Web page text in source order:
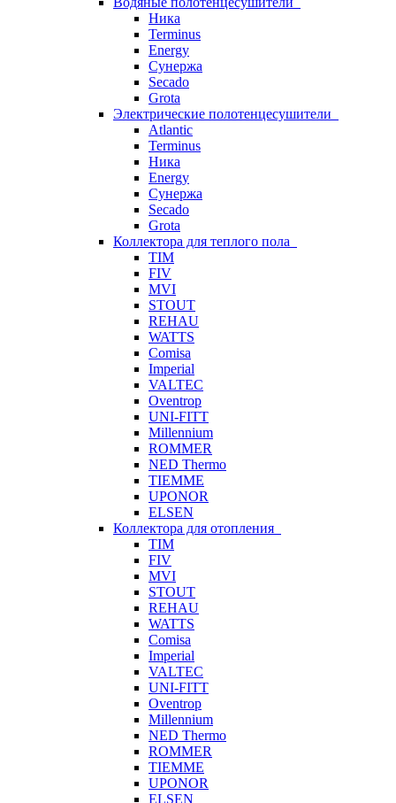
Ника
Terminus
Energy
Сунержа
Secado
Grota
Электрические полотенцесушители
Atlantic
Terminus
Ника
Energy
Сунержа
Secado
Grota
Коллектора для теплого пола
TIM
FIV
MVI
STOUT
REHAU
WATTS
Comisa
Imperial
VALTEC
Oventrop
UNI-FITT
Millennium
ROMMER
NED Thermo
TIEMME
UPONOR
ELSEN
Коллектора для отопления
TIM
FIV
MVI
STOUT
REHAU
WATTS
Comisa
Imperial
VALTEC
UNI-FITT
Oventrop
Millennium
NED Thermo
ROMMER
TIEMME
UPONOR
ELSEN